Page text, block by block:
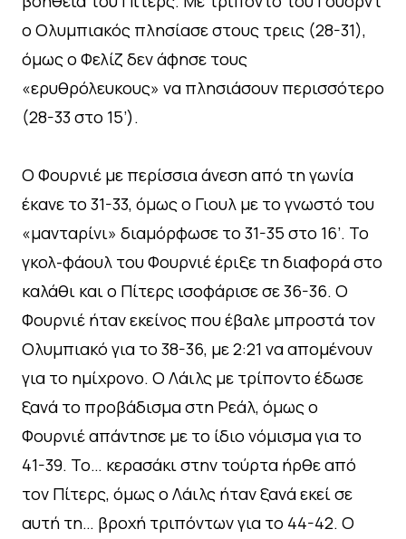
ο Ολυμπιακός πλησίασε στους τρεις (28-31),
όμως ο Φελίζ δεν άφησε τους
«ερυθρόλευκους» να πλησιάσουν περισσότερο
(28-33 στο 15’).
Ο Φουρνιέ με περίσσια άνεση από τη γωνία
έκανε το 31-33, όμως ο Γιουλ με το γνωστό του
«μανταρίνι» διαμόρφωσε το 31-35 στο 16’. Το
γκολ-φάουλ του Φουρνιέ έριξε τη διαφορά στο
καλάθι και ο Πίτερς ισοφάρισε σε 36-36. Ο
Φουρνιέ ήταν εκείνος που έβαλε μπροστά τον
Ολυμπιακό για το 38-36, με 2:21 να απομένουν
για το ημίχρονο. Ο Λάιλς με τρίποντο έδωσε
ξανά το προβάδισμα στη Ρεάλ, όμως ο
Φουρνιέ απάντησε με το ίδιο νόμισμα για το
41-39. Το… κερασάκι στην τούρτα ήρθε από
τον Πίτερς, όμως ο Λάιλς ήταν ξανά εκεί σε
αυτή τη… βροχή τριπόντων για το 44-42. Ο